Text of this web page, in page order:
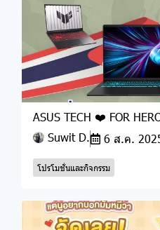
ASUS TECH ❤️ FOR
Suwit D.
6 ส.ค.
โปรโมชั่นและกิจกรรม